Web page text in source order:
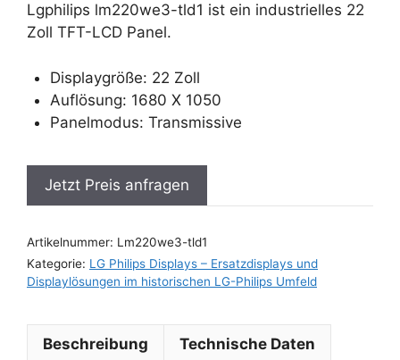
Lgphilips lm220we3-tld1 ist ein industrielles 22
Zoll TFT-LCD Panel.
Displaygröße: 22 Zoll
Auflösung: 1680 X 1050
Panelmodus: Transmissive
Jetzt Preis anfragen
Artikelnummer: Lm220we3-tld1
Kategorie: LG Philips Displays – Ersatzdisplays und
Displaylösungen im historischen LG-Philips Umfeld
Beschreibung Technische Daten